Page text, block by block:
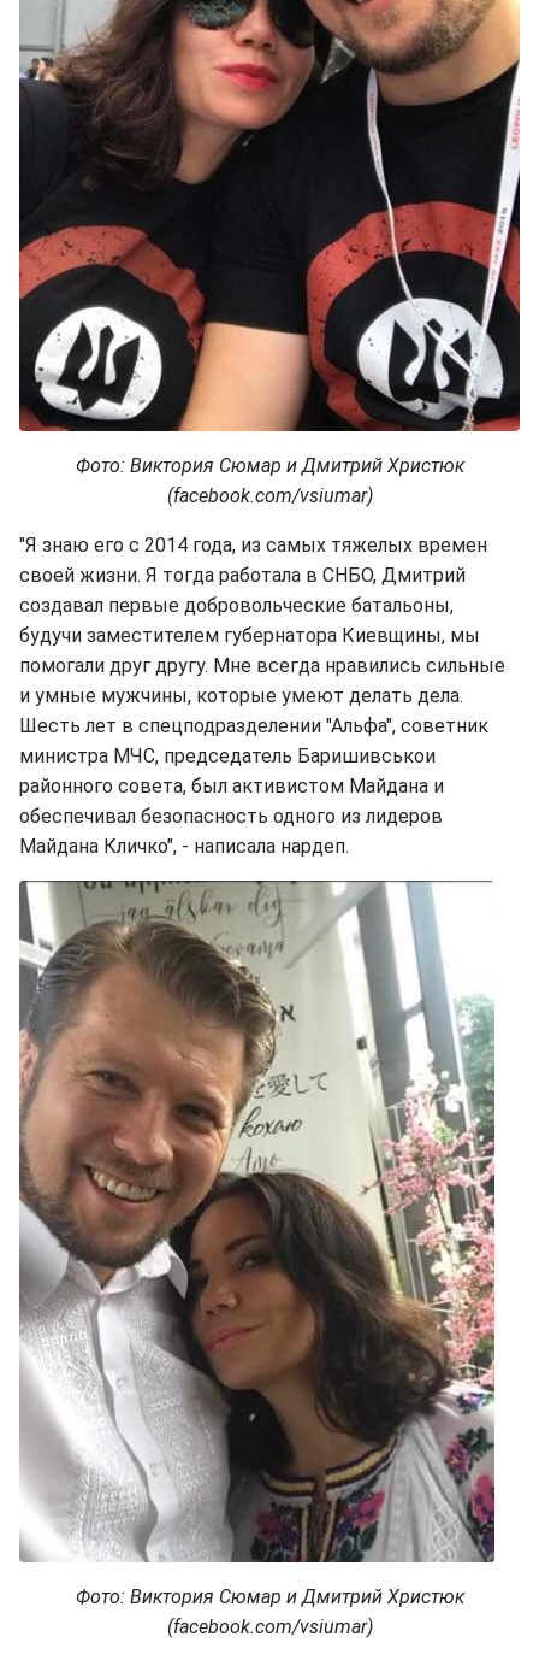
Фото: Виктория Сюмар и Дмитрий Христюк
(facebook.com/vsiumar)
"Я знаю его с 2014 года, из самых тяжелых времен
своей жизни. Я тогда работала в СНБО, Дмитрий
создавал первые добровольческие батальоны,
будучи заместителем губернатора Киевщины, мы
помогали друг другу. Мне всегда нравились сильные
и умные мужчины, которые умеют делать дела.
Шесть лет в спецподразделении "Альфа", советник
министра МЧС, председатель Баришивськои
районного совета, был активистом Майдана и
обеспечивал безопасность одного из лидеров
Майдана Кличко", - написала нардеп.
Фото: Виктория Сюмар и Дмитрий Христюк
(facebook.com/vsiumar)